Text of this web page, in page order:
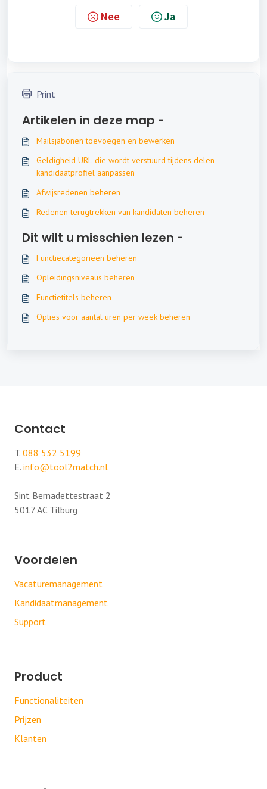
Nee Ja
Print
Artikelen in deze map -
Mailsjabonen toevoegen en bewerken
Geldigheid URL die wordt verstuurd tijdens delen
kandidaatprofiel aanpassen
Afwijsredenen beheren
Redenen terugtrekken van kandidaten beheren
Dit wilt u misschien lezen -
Functiecategorieën beheren
Opleidingsniveaus beheren
Functietitels beheren
Opties voor aantal uren per week beheren
Contact
T. 088 532 5199
E. info@tool2match.nl
Sint Bernadettestraat 2
5017 AC Tilburg
Voordelen
Vacaturemanagement
Kandidaatmanagement
Support
Product
Functionaliteiten
Prijzen
Klanten